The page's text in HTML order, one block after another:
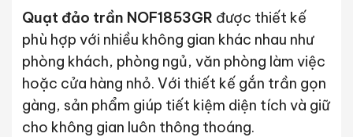
Quạt đảo trần NOF1853GR được thiết kế
phù hợp với nhiều không gian khác nhau như
phòng khách, phòng ngủ, văn phòng làm việc
hoặc cửa hàng nhỏ. Với thiết kế gắn trần gọn
gàng, sản phẩm giúp tiết kiệm diện tích và giữ
cho không gian luôn thông thoáng.